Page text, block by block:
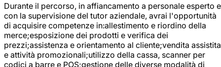
Durante il percorso, in affiancamento a personale esperto e
con la supervisione del tutor aziendale, avrai l'opportunità
di acquisire competenze in:allestimento e riordino della
merce;esposizione dei prodotti e verifica dei
prezzi;assistenza e orientamento al cliente;vendita assistita
e attività promozionali;utilizzo della cassa, scanner per
codici a barre e POS;gestione delle diverse modalità di